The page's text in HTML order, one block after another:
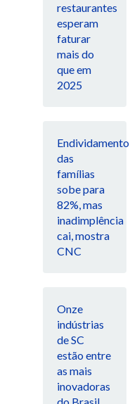
restaurantes
esperam
faturar
mais do
que em
2025
Endividamento
das
famílias
sobe para
82%, mas
inadimplência
cai, mostra
CNC
Onze
indústrias
de SC
estão entre
as mais
inovadoras